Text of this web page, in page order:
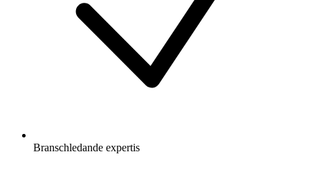
Branschledande expertis